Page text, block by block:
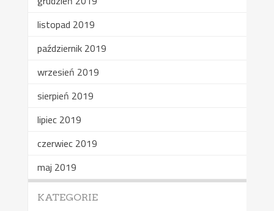
listopad 2019
październik 2019
wrzesień 2019
sierpień 2019
lipiec 2019
czerwiec 2019
maj 2019
KATEGORIE